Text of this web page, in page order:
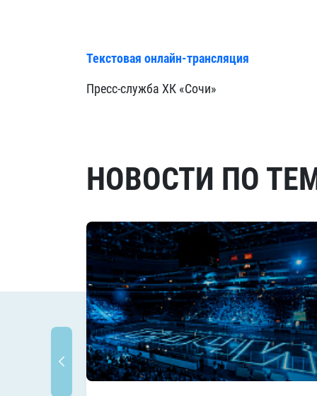
Текстовая онлайн-трансляция
Пресс-служба ХК «Сочи»
НОВОСТИ ПО